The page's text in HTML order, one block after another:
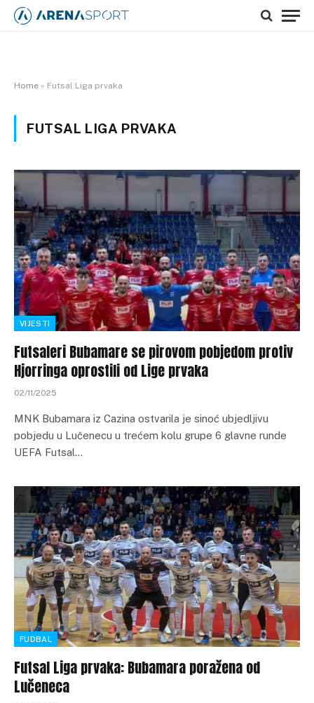
Home » Futsal Liga prvaka
FUTSAL LIGA PRVAKA
VIJESTI
Futsaleri Bubamare se pirovom pobjedom protiv
Hjorringa oprostili od Lige prvaka
02/11/2025
MNK Bubamara iz Cazina ostvarila je sinoć ubjedljivu
pobjedu u Lučenecu u trećem kolu grupe 6 glavne runde
UEFA Futsal…
FUDBAL
Futsal Liga prvaka: Bubamara poražena od
Lučeneca